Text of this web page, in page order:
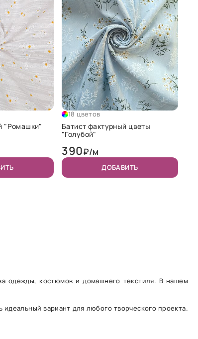
"Ромашки"
18 цветов
Батист фактурный цветы
"Голубой"
390₽/м
ДОБАВИТЬ
одежды, костюмов и домашнего текстиля. В нашем
вариант для любого творческого проекта.